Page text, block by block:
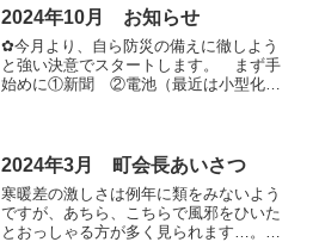
企画を更に検討し、お子様も参加出来る
企画にしていく決...
2024年10月 お知らせ
✿今月より、自ら防災の備えに徹しよう
と強い決意でスタートします。 まず手
始めに①新聞 ②電池（最近は小型化で
す。 約１時間程です...
2024年3月 町会長あいさつ
寒暖差の激しさは例年に類をみないよう
ですが、あちら、こちらで風邪をひいた
とおっしゃる方が多く見られます…。私